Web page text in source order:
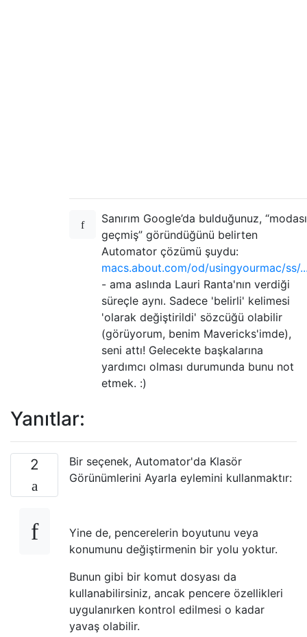
Sanırım Google’da bulduğunuz, “modası
geçmiş” göründüğünü belirten
Automator çözümü şuydu:
macs.about.com/od/usingyourmac/ss/
- ama aslında Lauri Ranta'nın verdiği
süreçle aynı. Sadece 'belirli' kelimesi
'olarak değiştirildi' sözcüğü olabilir
(görüyorum, benim Mavericks'imde),
seni attı! Gelecekte başkalarına
yardımcı olması durumunda bunu not
etmek. :)
Yanıtlar:
2
Bir seçenek, Automator'da Klasör
Görünümlerini Ayarla eylemini kullanmaktır:
Yine de, pencerelerin boyutunu veya
konumunu değiştirmenin bir yolu yoktur.
Bunun gibi bir komut dosyası da
kullanabilirsiniz, ancak pencere özellikleri
uygulanırken kontrol edilmesi o kadar
yavaş olabilir.